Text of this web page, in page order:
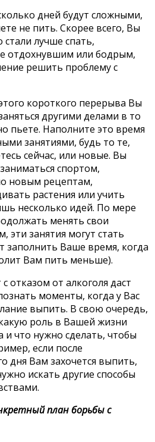
дней будут сложными,
не пить. Скорее всего, Вы
лучше спать,
отдохнувшим или бодрым,
решить проблему с
короткого перерыва Вы
другими делами в то
пьете. Наполните это время
занятиями, будь то те,
сейчас, или новые. Вы
спортом,
новым рецептам,
растения или учить
несколько идей. По мере
менять свои
эти занятия могут стать
заполнить Ваше время, когда
Вам пить меньше).
отказом от алкоголя даст
моменты, когда у Вас
выпить. В свою очередь,
роль в Вашей жизни
что нужно сделать, чтобы
если после
дня Вам захочется выпить,
искать другие способы
план борьбы с